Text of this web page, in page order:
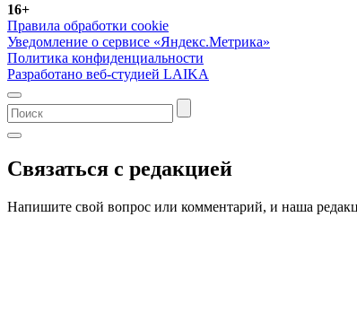
16+
Правила обработки cookie
Уведомление о сервисе «Яндекс.Метрика»
Политика конфиденциальности
Разработано веб-студией LAIKA
Связаться с редакцией
Напишите свой вопрос или комментарий, и наша